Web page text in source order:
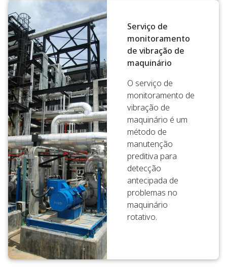
Serviço de
monitoramento
de vibração de
maquinário
O serviço de
monitoramento de
vibração de
maquinário é um
método de
manutenção
preditiva para
detecção
antecipada de
problemas no
maquinário
rotativo.